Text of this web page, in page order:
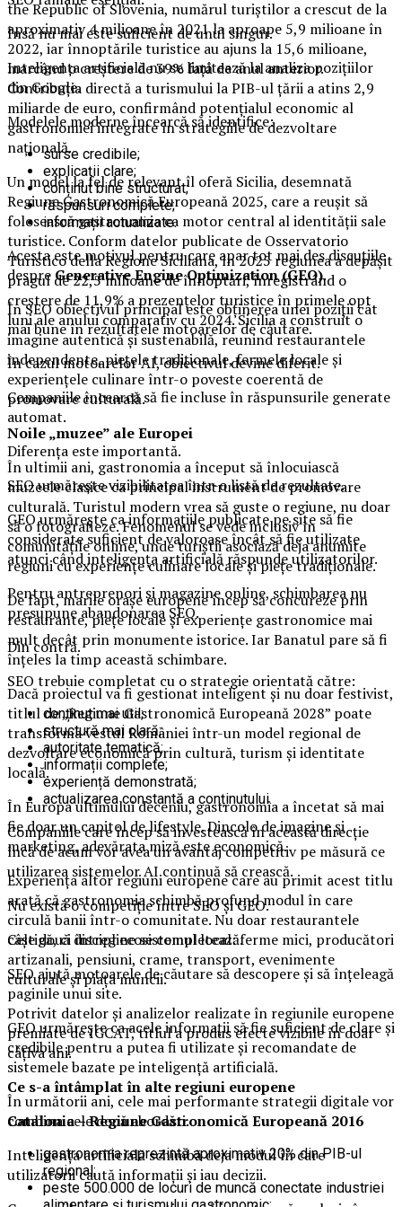
the Republic of Slovenia, numărul turiștilor a crescut de la
aproximativ 4 milioane în 2021 la aproape 5,9 milioane în
2022, iar înnoptările turistice au ajuns la 15,6 milioane,
marcând o creștere de 39% față de anul anterior.
Contribuția directă a turismului la PIB-ul țării a atins 2,9
miliarde de euro, confirmând potențialul economic al
gastronomiei integrate în strategiile de dezvoltare
națională.
Un model la fel de relevant îl oferă Sicilia, desemnată
Regiune Gastronomică Europeană 2025, care a reușit să
folosească gastronomia ca motor central al identității sale
turistice. Conform datelor publicate de Osservatorio
Turistico della Regione Siciliana, în 2025 regiunea a depășit
pragul de 22,5 milioane de înnoptări, înregistrând o
creștere de 11,9% a prezențelor turistice în primele opt
luni ale anului comparativ cu 2024. Sicilia a construit o
imagine autentică și sustenabilă, reunind restaurantele
independente, piețele tradiționale, fermele locale și
experiențele culinare într-o poveste coerentă de
promovare culturală.
Noile „muzee” ale Europei
În ultimii ani, gastronomia a început să înlocuiască
muzeele clasice ca principal instrument de promovare
culturală. Turistul modern vrea să guste o regiune, nu doar
să o fotografieze. Fenomenul se vede inclusiv în
comunitățile online, unde turiștii asociază deja anumite
regiuni cu experiențe culinare locale și piețe tradiționale.
De fapt, marile orașe europene încep să concureze prin
restaurante, piețe locale și experiențe gastronomice mai
mult decât prin monumente istorice. Iar Banatul pare să fi
înțeles la timp această schimbare.
Dacă proiectul va fi gestionat inteligent și nu doar festivist,
titlul de „Regiune Gastronomică Europeană 2028” poate
transforma vestul României într-un model regional de
dezvoltare economică prin cultură, turism și identitate
locală.
În Europa ultimului deceniu, gastronomia a încetat să mai
fie doar un capitol de lifestyle. Dincolo de imagine și
marketing, adevărata miză este economică.
Experiența altor regiuni europene care au primit acest titlu
arată că gastronomia schimbă profund modul în care
circulă banii într-o comunitate. Nu doar restaurantele
câștigă, ci întreg ecosistemul local: ferme mici, producători
artizanali, pensiuni, crame, transport, evenimente
culturale și piața muncii.
Potrivit datelor și analizelor realizate în regiunile europene
premiate de IGCAT, titlul a produs efecte vizibile în doar
câțiva ani.
Ce s-a întâmplat în alte regiuni europene
Catalonia – Regiune Gastronomică Europeană 2016
gastronomia reprezintă aproximativ 20% din PIB-ul
regional;
peste 500.000 de locuri de muncă conectate industriei
Însă nu mai este suficient de unul singur.
Inteligența artificială nu se limitează la analiza pozițiilor
din Google.
Modelele moderne încearcă să identifice:
surse credibile;
explicații clare;
conținut bine structurat;
răspunsuri complete;
informații actualizate.
Acesta este motivul pentru care apar tot mai des discuțiile
despreGenerative Engine Optimization (GEO).
În SEO obiectivul principal este obținerea unei poziții cât
mai bune în rezultatele motoarelor de căutare.
În cazul motoarelor AI, obiectivul devine diferit.
Companiile încearcă să fie incluse în răspunsurile generate
automat.
Diferența este importantă.
SEO urmărește vizibilitatea într-o listă de rezultate.
GEO urmărește ca informațiile publicate pe site să fie
considerate suficient de valoroase încât să fie utilizate
atunci când inteligența artificială răspunde utilizatorilor.
Pentru antreprenori și magazine online, schimbarea nu
presupune abandonarea SEO.
Din contră.
SEO trebuie completat cu o strategie orientată către:
conținut mai util;
structură mai clară;
autoritate tematică;
informații complete;
experiență demonstrată;
actualizarea constantă a conținutului.
Companiile care încep să investească în această direcție
încă de acum vor avea un avantaj competitiv pe măsură ce
utilizarea sistemelor AI continuă să crească.
Nu există o competiție între SEO și GEO.
Cele două discipline se completează.
SEO ajută motoarele de căutare să descopere și să înțeleagă
paginile unui site.
GEO urmărește ca acele informații să fie suficient de clare și
credibile pentru a putea fi utilizate și recomandate de
sistemele bazate pe inteligență artificială.
În următorii ani, cele mai performante strategii digitale vor
combina cele două abordări.
Inteligența artificială schimbă deja modul în care
utilizatorii caută informații și iau decizii.